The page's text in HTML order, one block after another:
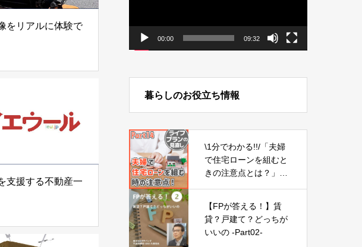
をリアルに体験で
トン」
支援する不動産一
00:00 09:32
暮らしのお役立ち情報
\1分でわかる!!/「夫婦
で住宅ローンを組むと
きの注意点とは？」
【FPが答える！】賃
貸？戸建て？どっちが
いいの -Part02-